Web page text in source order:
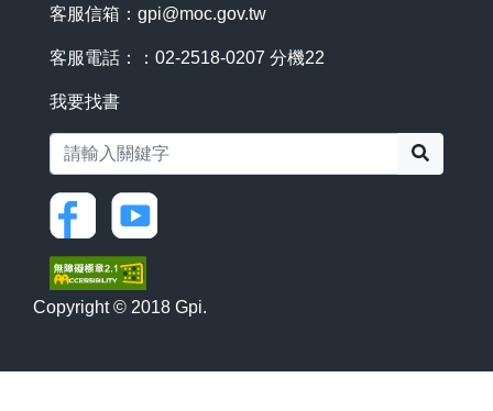
客服信箱： gpi@moc.gov.tw
客服電話：：02-2518-0207 分機22
我要找書
Copyright © 2018 Gpi.